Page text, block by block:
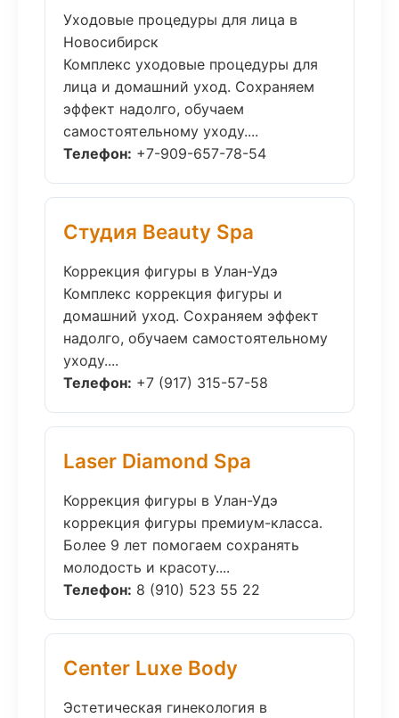
Уходовые процедуры для лица в
Новосибирск
Комплекс уходовые процедуры для
лица и домашний уход. Сохраняем
эффект надолго, обучаем
самостоятельному уходу....
Телефон: +7-909-657-78-54
Студия Beauty Spa
Коррекция фигуры в Улан-Удэ
Комплекс коррекция фигуры и
домашний уход. Сохраняем эффект
надолго, обучаем самостоятельному
уходу....
Телефон: +7 (917) 315-57-58
Laser Diamond Spa
Коррекция фигуры в Улан-Удэ
коррекция фигуры премиум-класса.
Более 9 лет помогаем сохранять
молодость и красоту....
Телефон: 8 (910) 523 55 22
Center Luxe Body
Эстетическая гинекология в